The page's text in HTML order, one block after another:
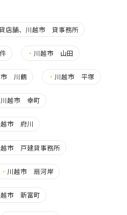
店舗、川越市 貸事務所
・ 川越市 山田
市 川鶴 ・ 川越市 平塚
川越市 幸町
越市 府川
市 戸建貸事務所
・ 川越市 扇河岸
越市 新富町